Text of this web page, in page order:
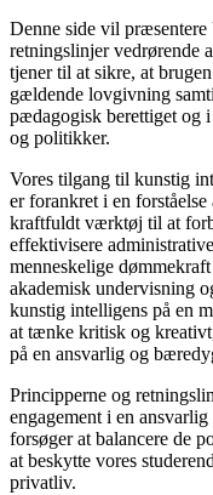
Denne side vil
retningslinjer vedrørende
tjener til at sikre, at
gældende lovgivning
pædagogisk berettiget og i
og politikker.
Vores tilgang til kunstig
er forankret i en
kraftfuldt værktøj til at
effektivisere
menneskelige
akademisk undervisning
kunstig intelligens på en
at tænke kritisk og
på en ansvarlig og
Principperne og
engagement i en
forsøger at balancere de
at beskytte vores
privatliv.